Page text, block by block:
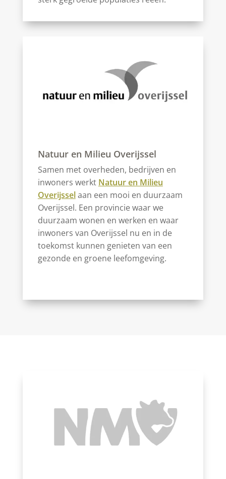
Natuur en Milieu Overijssel
Samen met overheden, bedrijven en
inwoners werkt Natuur en Milieu
Overijsselaan een mooi en duurzaam
Overijssel. Een provincie waar we
duurzaam wonen en werken en waar
inwoners van Overijssel nu en in de
toekomst kunnen genieten van een
gezonde en groene leefomgeving.